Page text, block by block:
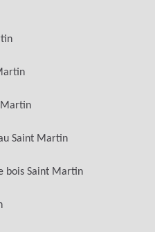
Martin
Saint Martin
bois Saint Martin